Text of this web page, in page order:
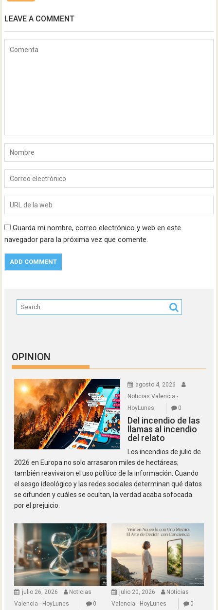
LEAVE A COMMENT
Guarda mi nombre, correo electrónico y web en este
navegador para la próxima vez que comente.
OPINION
agosto 4, 2026
Noticias Valencia -
HoyLunes
0
Del incendio de las
llamas al incendio
del relato
Los incendios de julio de
2026 en Europa no solo arrasaron miles de hectáreas;
también reavivaron el uso político de la información. Cuando
el sesgo ideológico y las redes sociales determinan qué datos
se difunden y cuáles se ocultan, la verdad acaba sofocada
por el prejuicio.
julio 26, 2026
Noticias
Valencia - HoyLunes
0
julio 20, 2026
Noticias
Valencia - HoyLunes
0